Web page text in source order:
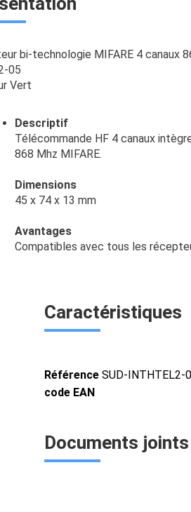
bi-technologie MIFARE 4 canaux
05
Vert
Descriptif
Télécommande HF 4 canaux
868 Mhz MIFARE.
Dimensions
45 x 74 x 13 mm
Avantages
Compatibles avec tous les
Caractéristiques
Référence SUD-INTHTEL2-
code EAN
Documents joints